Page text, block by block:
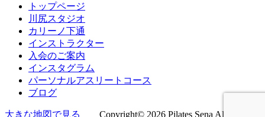
トップページ
川尻スタジオ
カリーノ下通
インストラクター
入会のご案内
インスタグラム
パーソナルアスリートコース
ブログ
大きな地図で見る Copyright© 2026 Pilates Sena All rights